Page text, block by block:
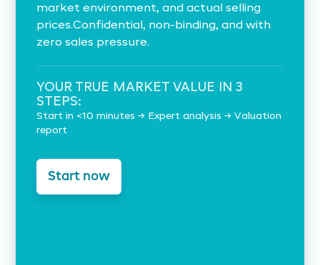
market environment, and actual selling
prices.Confidential, non-binding, and with
zero sales pressure.
YOUR TRUE MARKET VALUE IN 3
STEPS:
Start in <10 minutes → Expert analysis → Valuation
report
Start now